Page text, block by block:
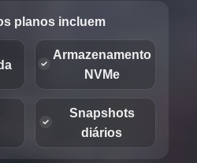
planos incluem
Armazenamento
NVMe
Snapshots
diários